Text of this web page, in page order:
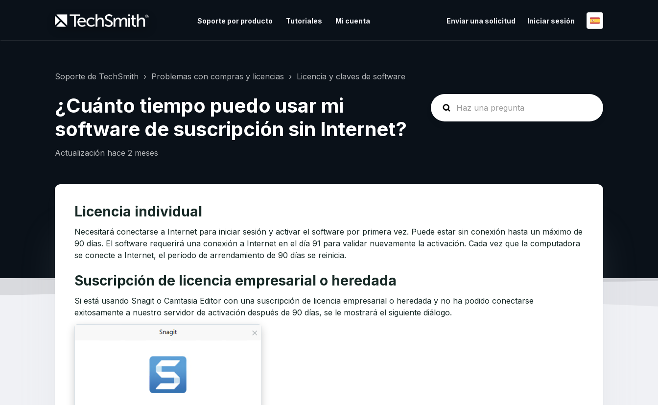
Soporte por producto Tutoriales Mi cuenta Enviar una solicitud Iniciar sesión
Soporte de TechSmith Problemas con compras y licencias Licencia y claves de software
¿Cuánto tiempo puedo usar mi
software de suscripción sin Internet?
Actualización hace 2 meses
Licencia individual
Necesitará conectarse a Internet para iniciar sesión y activar el software por primera vez. Puede estar sin conexión hasta un máximo de
90 días. El software requerirá una conexión a Internet en el día 91 para validar nuevamente la activación. Cada vez que la computadora
se conecte a Internet, el período de arrendamiento de 90 días se reinicia.
Suscripción de licencia empresarial o heredada
Si está usando Snagit o Camtasia Editor con una suscripción de licencia empresarial o heredada y no ha podido conectarse
exitosamente a nuestro servidor de activación después de 90 días, se le mostrará el siguiente diálogo.